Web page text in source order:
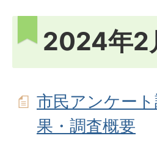
2024年2
市民アンケー
果・調査概要